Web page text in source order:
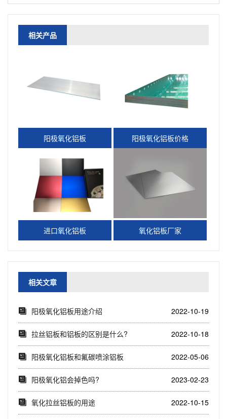
相关产品
阳极氧化铝板 阳极氧化铝板价格
进口氧化铝板 氧化铝板厂家
相关文章
​阳极氧化铝板用途介绍 2022-10-19
拉丝铝板和铝板的区别是什么? 2022-10-18
阳极氧化铝板和氟碳喷涂铝板
的区别
2022-05-06
阳极氧化铝会掉色吗? 2023-02-23
氧化拉丝铝板的用途 2022-10-15